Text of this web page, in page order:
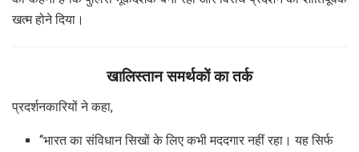
खत्म होने दिया।
खालिस्तान समर्थकों का तर्क
प्रदर्शनकारियों ने कहा,
“भारत का संविधान सिखों के लिए कभी मददगार नहीं रहा। यह सिर्फ